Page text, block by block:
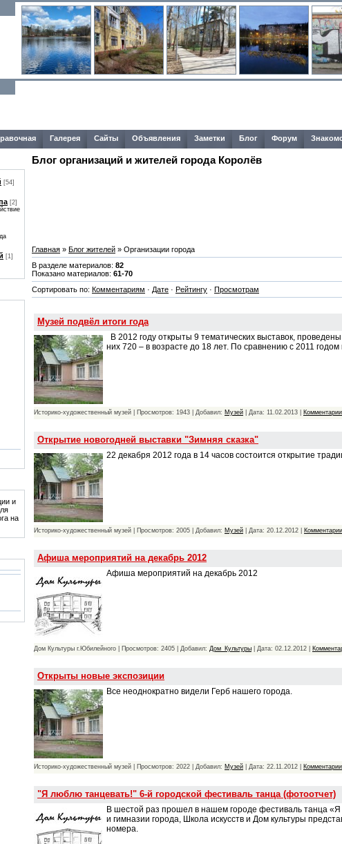
Галерея Сайты Объявления Заметки Блог Форум
[54]
[2]
[1]
и
на
Блог организаций и жителей города Королёв
Главная » Блог жителей » Организации города
В разделе материалов: 82
Показано материалов: 61-70
Сортировать по: Комментариям · Дате · Рейтингу · Просмотрам
Музей подвёл итоги года
В 2012 году открыты 9 тематических выставок,
них 720 – в возрасте до 18 лет. По сравнению с 2011
Историко-художественный музей | Просмотров: 1943 | Добавил: Музей | Дата: 11.02.2013
Открытие новогодней выставки "Зимняя сказка"
22 декабря 2012 года в 14 часов состоится открытие
Историко-художественный музей | Просмотров: 2005 | Добавил: Музей | Дата: 20.12.2012
Афиша мероприятий на декабрь 2012
Афиша мероприятий на декабрь 2012
Дом Культуры г.Юбилейного | Просмотров: 2405 | Добавил: Дом_Культуры | Дата: 02.12.2012
Открыты новые экспозиции
Все неоднократно видели Герб нашего города.
Историко-художественный музей | Просмотров: 2022 | Добавил: Музей | Дата: 22.11.2012
"Я люблю танцевать!" 6-й городской фестиваль танца (фотоотчет)
В шестой раз прошел в нашем городе фестиваль танца
и гимназии города, Школа искусств и Дом культуры
номера.